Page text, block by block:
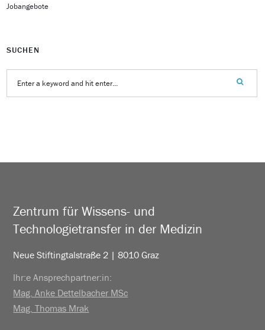
Jobangebote
SUCHEN
Zentrum für Wissens- und
Technologietransfer in der Medizin
Neue Stiftingtalstraße 2 | 8010 Graz
Ihr:e Ansprechpartner:in:
Mag. Anke Dettelbacher MSc
Mag. Thomas Mrak